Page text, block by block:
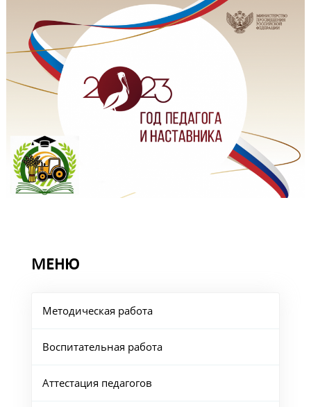
МЕНЮ
Методическая работа
Воспитательная работа
Аттестация педагогов